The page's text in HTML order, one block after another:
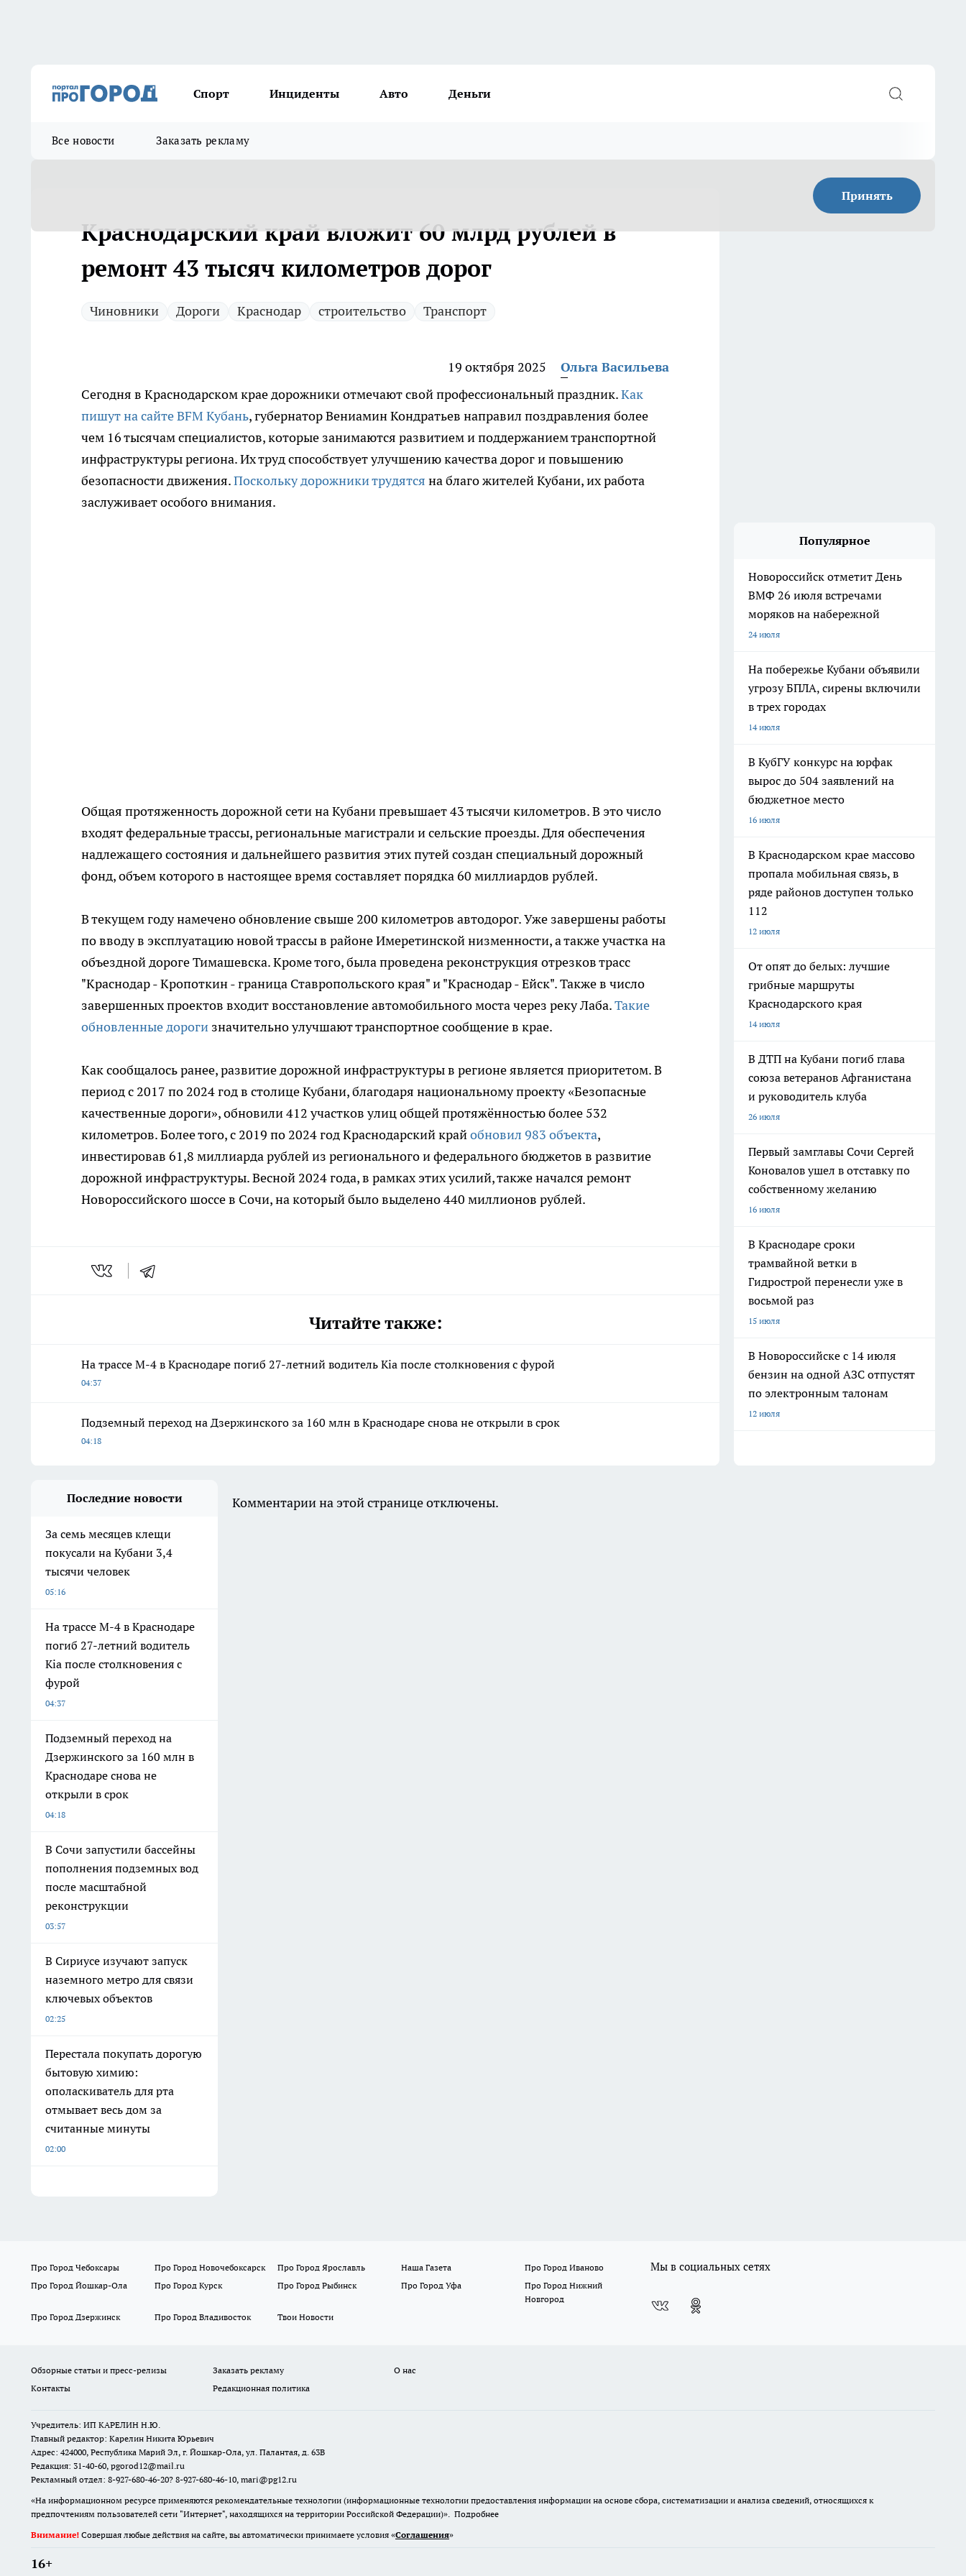
Спорт Инциденты Авто Деньги
Все новости Заказать рекламу
Принять
Краснодарский край вложит 60 млрд рублей в
ремонт 43 тысяч километров дорог
Чиновники Дороги Краснодар строительство Транспорт
19 октября 2025
Ольга Васильева
Сегодня в Краснодарском крае дорожники отмечают свой профессиональный праздник.Как
пишут на сайте BFM Кубань, губернатор Вениамин Кондратьев направил поздравления более
чем 16 тысячам специалистов, которые занимаются развитием и поддержанием транспортной
инфраструктуры региона. Их труд способствует улучшению качества дорог и повышению
безопасности движения.Поскольку дорожники трудятся на благо жителей Кубани, их работа
заслуживает особого внимания.
Общая протяженность дорожной сети на Кубани превышает 43 тысячи километров. В это число
входят федеральные трассы, региональные магистрали и сельские проезды. Для обеспечения
надлежащего состояния и дальнейшего развития этих путей создан специальный дорожный
фонд, объем которого в настоящее время составляет порядка 60 миллиардов рублей.
В текущем году намечено обновление свыше 200 километров автодорог. Уже завершены работы
по вводу в эксплуатацию новой трассы в районе Имеретинской низменности, а также участка на
объездной дороге Тимашевска. Кроме того, была проведена реконструкция отрезков трасс
"Краснодар - Кропоткин - граница Ставропольского края" и "Краснодар - Ейск". Также в число
завершенных проектов входит восстановление автомобильного моста через реку Лаба.Такие
обновленные дороги значительно улучшают транспортное сообщение в крае.
Как сообщалось ранее, развитие дорожной инфраструктуры в регионе является приоритетом. В
период с 2017 по 2024 год в столице Кубани, благодаря национальному проекту «Безопасные
качественные дороги», обновили 412 участков улиц общей протяжённостью более 532
километров. Более того, с 2019 по 2024 год Краснодарский крайобновил 983 объекта,
инвестировав 61,8 миллиарда рублей из регионального и федерального бюджетов в развитие
дорожной инфраструктуры. Весной 2024 года, в рамках этих усилий, также начался ремонт
Новороссийского шоссе в Сочи, на который было выделено 440 миллионов рублей.
Читайте также:
На трассе М-4 в Краснодаре погиб 27-летний водитель Kia после столкновения с фурой
04:37
Подземный переход на Дзержинского за 160 млн в Краснодаре снова не открыли в срок
04:18
Популярное
Новороссийск отметит День
ВМФ 26 июля встречами
моряков на набережной
24 июля
На побережье Кубани объявили
угрозу БПЛА, сирены включили
в трех городах
14 июля
В КубГУ конкурс на юрфак
вырос до 504 заявлений на
бюджетное место
16 июля
В Краснодарском крае массово
пропала мобильная связь, в
ряде районов доступен только
112
12 июля
От опят до белых: лучшие
грибные маршруты
Краснодарского края
14 июля
В ДТП на Кубани погиб глава
союза ветеранов Афганистана
и руководитель клуба
26 июля
Первый замглавы Сочи Сергей
Коновалов ушел в отставку по
собственному желанию
16 июля
В Краснодаре сроки
трамвайной ветки в
Гидрострой перенесли уже в
восьмой раз
15 июля
В Новороссийске с 14 июля
бензин на одной АЗС отпустят
по электронным талонам
12 июля
Последние новости
За семь месяцев клещи
покусали на Кубани 3,4
тысячи человек
05:16
На трассе М-4 в Краснодаре
погиб 27-летний водитель
Kia после столкновения с
фурой
04:37
Подземный переход на
Дзержинского за 160 млн в
Краснодаре снова не
открыли в срок
04:18
В Сочи запустили бассейны
пополнения подземных вод
после масштабной
реконструкции
03:57
В Сириусе изучают запуск
наземного метро для связи
ключевых объектов
02:25
Перестала покупать дорогую
бытовую химию:
ополаскиватель для рта
отмывает весь дом за
считанные минуты
02:00
Комментарии на этой странице отключены.
Про Город Чебоксары Про Город Новочебоксарск Про Город Ярославль Наша Газета
Про Город Иваново
Про Город Йошкар-Ола
Про Город Курск Про Город Рыбинск Про Город Уфа
Про Город Нижний
Новгород
Про Город Дзержинск
Про Город Владивосток Твои Новости
Мы в социальных сетях
Обзорные статьи и пресс-релизы Заказать рекламу
О нас
Контакты
Редакционная политика
Учредитель: ИП КАРЕЛИН Н.Ю.
Главный редактор: Карелин Никита Юрьевич
Адрес: 424000, Республика Марий Эл, г. Йошкар-Ола, ул. Палантая, д. 63В
Редакция: 31-40-60, pgorod12@mail.ru
Рекламный отдел: 8-927-680-46-20? 8-927-680-46-10, mari@pg12.ru
«На информационном ресурсе применяются рекомендательные технологии (информационные технологии предоставления информации на основе сбора, систематизации и анализа сведений, относящихся к
предпочтениям пользователей сети "Интернет", находящихся на территории Российской Федерации)». Подробнее
Внимание! Совершая любые действия на сайте, вы автоматически принимаете условия «Cоглашения»
16+